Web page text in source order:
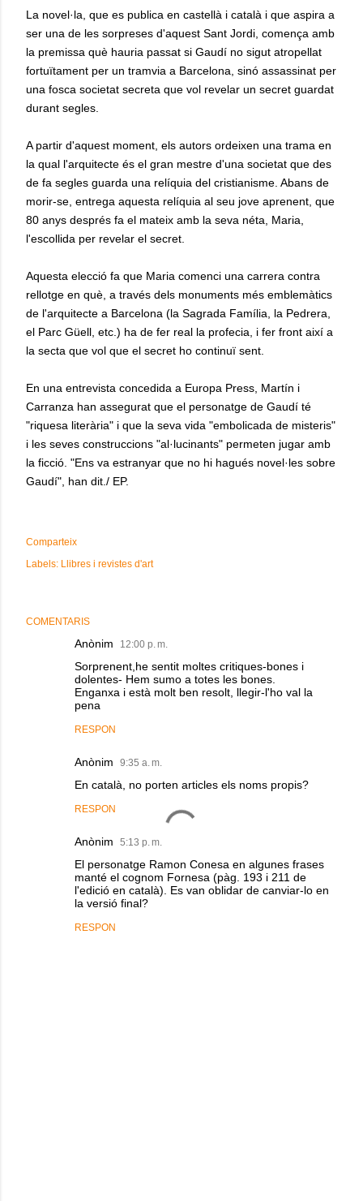
La novel·la, que es publica en castellà i català i que aspira a
ser una de les sorpreses d'aquest Sant Jordi, comença amb
la premissa què hauria passat si Gaudí no sigut atropellat
fortuïtament per un tramvia a Barcelona, sinó assassinat per
una fosca societat secreta que vol revelar un secret guardat
durant segles.
A partir d'aquest moment, els autors ordeixen una trama en
la qual l'arquitecte és el gran mestre d'una societat que des
de fa segles guarda una relíquia del cristianisme. Abans de
morir-se, entrega aquesta relíquia al seu jove aprenent, que
80 anys després fa el mateix amb la seva néta, Maria,
l'escollida per revelar el secret.
Aquesta elecció fa que Maria comenci una carrera contra
rellotge en què, a través dels monuments més emblemàtics
de l'arquitecte a Barcelona (la Sagrada Família, la Pedrera,
el Parc Güell, etc.) ha de fer real la profecia, i fer front així a
la secta que vol que el secret ho continuï sent.
En una entrevista concedida a Europa Press, Martín i
Carranza han assegurat que el personatge de Gaudí té
"riquesa literària" i que la seva vida "embolicada de misteris"
i les seves construccions "al·lucinants" permeten jugar amb
la ficció. "Ens va estranyar que no hi hagués novel·les sobre
Gaudí", han dit./ EP.
Comparteix
Labels: Llibres i revistes d'art
COMENTARIS
Anònim 12:00 p. m.
Sorprenent,he sentit moltes critiques-bones i
dolentes- Hem sumo a totes les bones.
Enganxa i està molt ben resolt, llegir-l'ho val la
pena
RESPON
Anònim 9:35 a. m.
En català, no porten articles els noms propis?
RESPON
Anònim 5:13 p. m.
El personatge Ramon Conesa en algunes frases
manté el cognom Fornesa (pàg. 193 i 211 de
l'edició en català). Es van oblidar de canviar-lo en
la versió final?
RESPON